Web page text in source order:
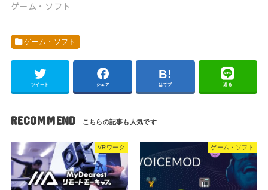
ゲーム・ソフト
ゲーム・ソフト
ツイート シェア はてブ 送る
RECOMMEND
VRワーク ゲーム・ソフト